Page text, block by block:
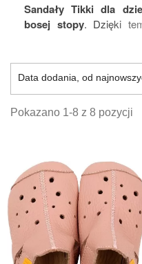
Sandały Tikki dla
bosej stopy. Dzięki
każdego dziecka,
dla dziewczynki mają
maluchy. Naszsklep z
tego obuwia, by każda
siebie.
Data dodania, od
Pokazano 1-8 z 8 pozycji